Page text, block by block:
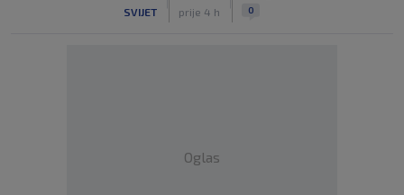
SVIJET prije 4 h 0
Oglas